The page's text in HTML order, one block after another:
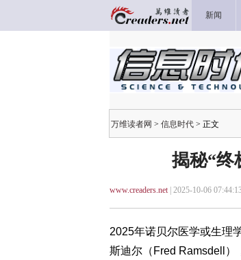
新闻
万维读者网 > 信息时代 > 正文
揭秘“终
www.creaders.net| 2025-10-06
2025年诺贝尔医学或生理
斯迪尔（Fred Ramsdell）